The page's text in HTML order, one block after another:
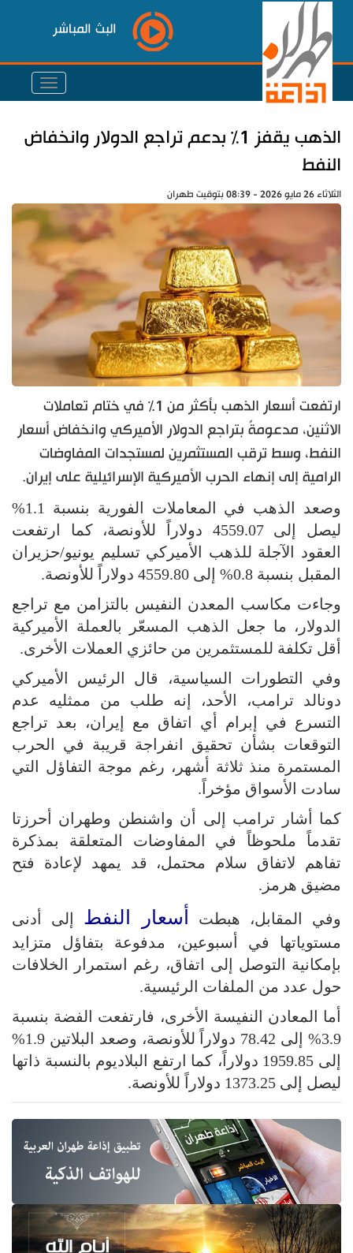
البث المباشر
الذهب يقفز 1% بدعم تراجع الدولار وانخفاض
النفط
الثلاثاء 26 مايو 2026 - 08:39 بتوقيت طهران
ارتفعت أسعار الذهب بأكثر من 1% في ختام تعاملات
الاثنين، مدعومةً بتراجع الدولار الأميركي وانخفاض أسعار
النفط، وسط ترقب المستثمرين لمستجدات المفاوضات
الرامية إلى إنهاء الحرب الأميركية الإسرائيلية على إيران.
وصعد الذهب في المعاملات الفورية بنسبة 1.1%
ليصل إلى 4559.07 دولاراً للأونصة، كما ارتفعت
العقود الآجلة للذهب الأميركي تسليم يونيو/حزيران
المقبل بنسبة 0.8% إلى 4559.80 دولاراً للأونصة.
وجاءت مكاسب المعدن النفيس بالتزامن مع تراجع
الدولار، ما جعل الذهب المسعّر بالعملة الأميركية
أقل تكلفة للمستثمرين من حائزي العملات الأخرى.
وفي التطورات السياسية، قال الرئيس الأميركي
دونالد ترامب، الأحد، إنه طلب من ممثليه عدم
التسرع في إبرام أي اتفاق مع إيران، بعد تراجع
التوقعات بشأن تحقيق انفراجة قريبة في الحرب
المستمرة منذ ثلاثة أشهر، رغم موجة التفاؤل التي
سادت الأسواق مؤخراً.
كما أشار ترامب إلى أن واشنطن وطهران أحرزتا
تقدماً ملحوظاً في المفاوضات المتعلقة بمذكرة
تفاهم لاتفاق سلام محتمل، قد يمهد لإعادة فتح
مضيق هرمز.
وفي المقابل، هبطت
أسعار النفط إلى أدنى
مستوياتها في أسبوعين، مدفوعة بتفاؤل متزايد
بإمكانية التوصل إلى اتفاق، رغم استمرار الخلافات
حول عدد من الملفات الرئيسية.
أما المعادن النفيسة الأخرى، فارتفعت الفضة بنسبة
3.9% إلى 78.42 دولاراً للأونصة، وصعد البلاتين 1.9%
إلى 1959.85 دولاراً، كما ارتفع البلاديوم بالنسبة ذاتها
ليصل إلى 1373.25 دولاراً للأونصة.